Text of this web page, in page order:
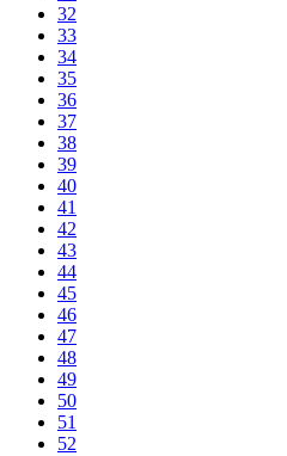
32
33
34
35
36
37
38
39
40
41
42
43
44
45
46
47
48
49
50
51
52